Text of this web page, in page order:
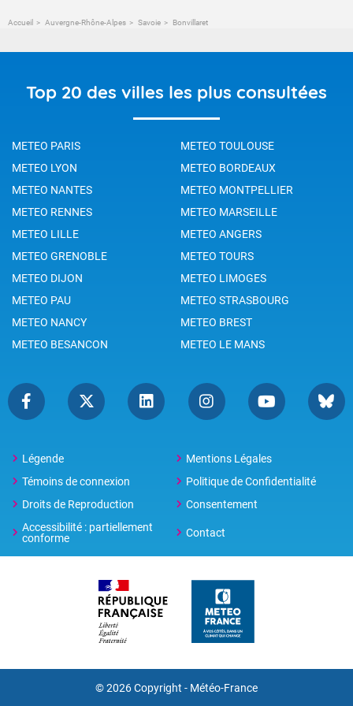
Accueil Auvergne-Rhône-Alpes Savoie Bonvillaret
Top 20 des villes les plus consultées
METEO PARIS
METEO TOULOUSE
METEO LYON
METEO BORDEAUX
METEO NANTES
METEO MONTPELLIER
METEO RENNES
METEO MARSEILLE
METEO LILLE
METEO ANGERS
METEO GRENOBLE
METEO TOURS
METEO DIJON
METEO LIMOGES
METEO PAU
METEO STRASBOURG
METEO NANCY
METEO BREST
METEO BESANCON
METEO LE MANS
Légende
Mentions Légales
Témoins de connexion
Politique de Confidentialité
Droits de Reproduction
Consentement
Accessibilité : partiellement
conforme
Contact
© 2026 Copyright - Météo-France